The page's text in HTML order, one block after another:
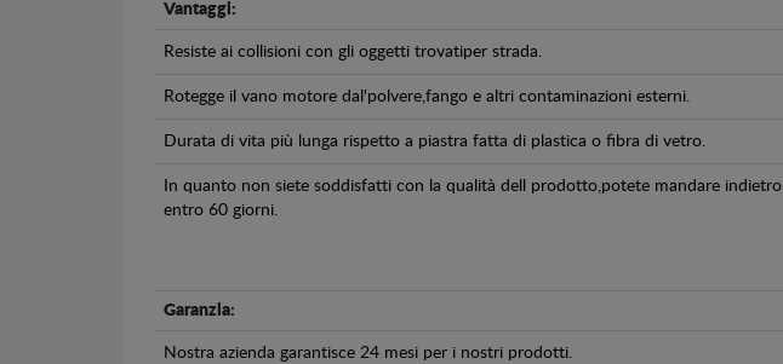
Vantaggi:
Resiste ai collisioni con gli oggetti trovatiper strada.
Rotegge il vano motore dal'polvere,fango e altri contaminazioni esterni.
Durata di vita più lunga rispetto a piastra fatta di plastica o fibra di vetro.
In quanto non siete soddisfatti con la qualità dell prodotto,potete mandare indietro
entro 60 giorni.
Garanzia:
Nostra azienda garantisce 24 mesi per i nostri prodotti.